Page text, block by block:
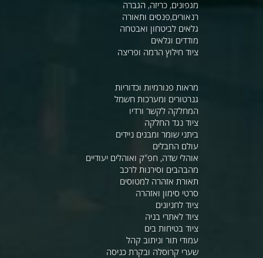
מגפונים, כריזה, הגברה
רנאורים,פנסים ותאורה
גלאים לביטחון ואבטחה
מודדים וגלאים
ציוד חילוץ הרמה ופריצה
מראות פנורמיות וכדוריות
גנרטורים ומערכות חשמל
המחלקה לקשר ורדיו
ציוד נגד החלקה
ביתני שומר ומבנים ניידים
עולם החבלים
אוהלי שדה, חפ"ק ואוהלים יעודיים
מהבהבים וסירנות לרכב
תאורת אזהרה למטוסים
סרטי סימון ואזהרה
ציוד לחניונים
ציוד לאתרי בניה
ציוד בטיחות בים
עמודי תור וניתוב קהל
שערי קרוסלה ובקרת כניסה